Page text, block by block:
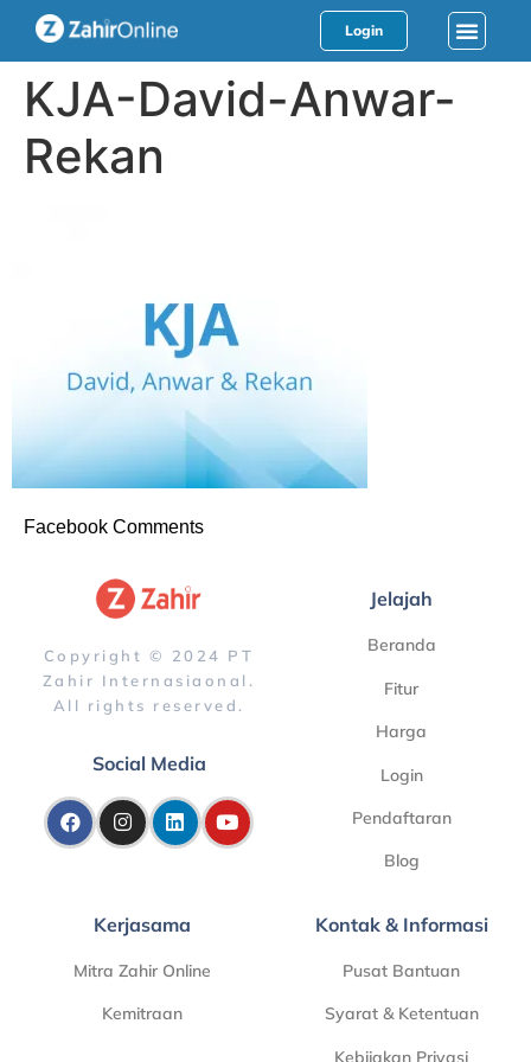
Login
KJA-David-Anwar-
Rekan
Facebook Comments
Copyright © 2024 PT
Zahir Internasiaonal.
All rights reserved.
Social Media
Jelajah
Beranda
Fitur
Harga
Login
Pendaftaran
Blog
Kerjasama
Mitra Zahir Online
Kemitraan
Kontak & Informasi
Pusat Bantuan
Syarat & Ketentuan
Kebijakan Privasi